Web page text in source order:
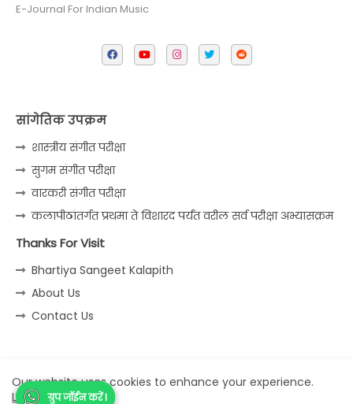
ग्रुप जॉईन करें I
E-Journal For Indian Music
सांगेतिक उपक्रम
शास्त्रीय संगीत परीक्षा
सुगम संगीत परीक्षा
वारकरी संगीत परीक्षा
कलापीठांतर्गत प्रथमा ते विशारद पर्यंत वरील सर्व परीक्षा अभ्यासक्रम
Thanks For Visit
Bhartiya Sangeet Kalapith
About Us
Contact Us
Home Contact us Privacy Policy
All Right Reserved Copyright © Sangeet Jagat
Our website uses cookies to enhance your experience.
Learn Moreग्रुप जॉईन करें I